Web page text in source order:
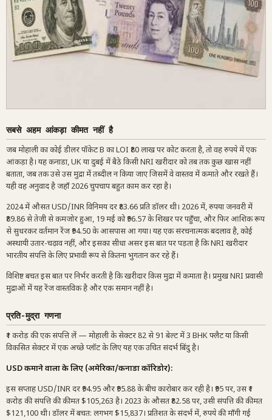
सबसे अहम आंकड़ा कीमत नहीं है
जब मोहाली का कोई डीलर पॉकेट B का LOI ₹80 लाख पर कोट करता है, तो वह रुपये में एक
आंकड़ा है। यह कनाडा, UK या दुबई में बैठे किसी NRI खरीदार को तब तक कुछ खास नहीं
बताता, जब तक उसे उस मुद्रा में तब्दील न किया जाए जिसमें वे वास्तव में कमाते और रखते हैं।
यही वह अनुवाद है जहाँ 2026 चुपचाप बहुत काम कर रहा है।
2024 में औसत USD/INR विनिमय दर ₹83.66 प्रति डॉलर थी। 2026 में, रुपया जनवरी में
₹89.86 से तेजी से कमजोर हुआ, 19 मई को ₹96.57 के शिखर पर पहुँचा, और फिर आंशिक रूप
से सुधरकर वर्तमान रेंज ₹94.50 के आसपास आ गया। यह एक संरचनात्मक बदलाव है, कोई
अस्थायी उतार-चढ़ाव नहीं, और इसका सीधा असर इस बात पर पड़ता है कि NRI खरीदार
भारतीय संपत्ति के लिए प्रभावी रूप से कितना भुगतान कर रहे हैं।
विशिष्ट बचत इस बात पर निर्भर करती है कि खरीदार किस मुद्रा में कमाता है। प्रमुख NRI प्रवासी
मुद्राओं में यह रेंज वास्तविक है और एक समान नहीं है।
प्रति-मुद्रा गणना
₹1 करोड़ की एक संपत्ति लें — मोहाली के सेक्टर 82 से 91 बेल्ट में 3 BHK फ्लैट या किसी
विकसित सेक्टर में एक अच्छे प्लॉट के लिए यह एक उचित संदर्भ बिंदु है।
USD कमाने वालों के लिए (अमेरिका/कनाडा कॉरिडोर):
इस सप्ताह USD/INR दर ₹94.95 और ₹95.88 के बीच कारोबार कर रही है। ₹95 पर, उस ₹1
करोड़ की संपत्ति की कीमत $105,263 है। 2023 के औसत ₹82.58 पर, उसी संपत्ति की कीमत
$121,100 थी। डॉलर में बचत: लगभग $15,837। प्रतिशत के संदर्भ में, रुपये की माँगी गई